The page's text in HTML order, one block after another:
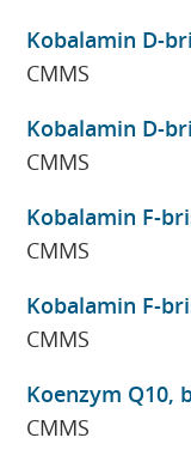
Kobalamin D-
CMMS
Kobalamin D-
CMMS
Kobalamin F-
CMMS
Kobalamin F-
CMMS
Koenzym Q10,
CMMS